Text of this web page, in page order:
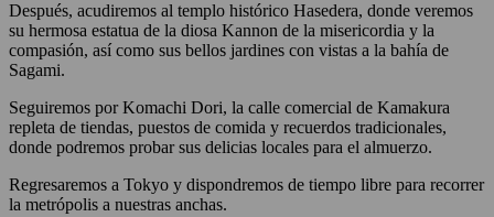
Después, acudiremos al templo histórico Hasedera, donde veremos
su hermosa estatua de la diosa Kannon de la misericordia y la
compasión, así como sus bellos jardines con vistas a la bahía de
Sagami.
Seguiremos por Komachi Dori, la calle comercial de Kamakura
repleta de tiendas, puestos de comida y recuerdos tradicionales,
donde podremos probar sus delicias locales para el almuerzo.
Regresaremos a Tokyo y dispondremos de tiempo libre para recorrer
la metrópolis a nuestras anchas.